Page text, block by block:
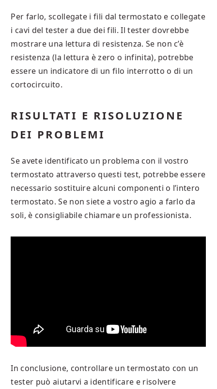
Per farlo, scollegate i fili dal termostato e collegate
i cavi del tester a due dei fili. Il tester dovrebbe
mostrare una lettura di resistenza. Se non c’è
resistenza (la lettura è zero o infinita), potrebbe
essere un indicatore di un filo interrotto o di un
cortocircuito.
RISULTATI E RISOLUZIONE
DEI PROBLEMI
Se avete identificato un problema con il vostro
termostato attraverso questi test, potrebbe essere
necessario sostituire alcuni componenti o l’intero
termostato. Se non siete a vostro agio a farlo da
soli, è consigliabile chiamare un professionista.
In conclusione, controllare un termostato con un
tester può aiutarvi a identificare e risolvere